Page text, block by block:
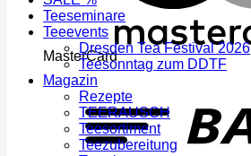
MasterCard
Teeseminare
Teeevents
Dresden Tea Festival 2026
Teesonntag zum DDTF
Magazin
Rezepte
TEERAUSCH
Teesortiment
Teezubereitung